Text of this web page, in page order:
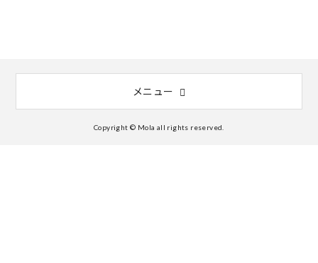
メニュー
Copyright © Mola all rights reserved.